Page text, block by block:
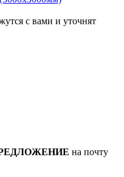
с вами и уточнят
на почту